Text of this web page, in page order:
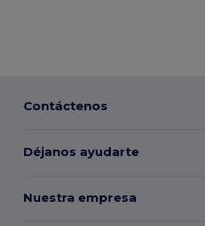
Contáctenos
Déjanos ayudarte
Nuestra empresa